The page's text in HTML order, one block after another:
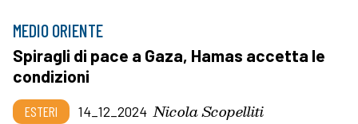
MEDIO ORIENTE
Spiragli di pace a Gaza, Hamas accetta le
condizioni
ESTERI 14_12_2024 Nicola Scopelliti